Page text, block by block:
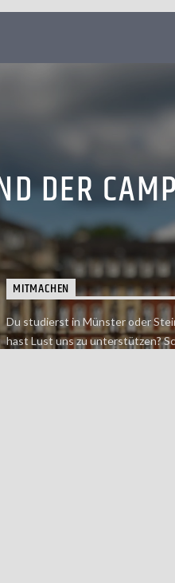
DER
MITMACHEN
Du studierst in Münster oder
hast Lust uns zu unterstützen?